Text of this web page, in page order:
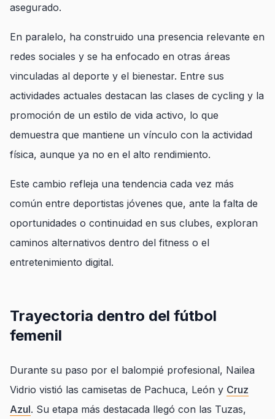
asegurado.
En paralelo, ha construido una presencia relevante en
redes sociales y se ha enfocado en otras áreas
vinculadas al deporte y el bienestar. Entre sus
actividades actuales destacan las clases de cycling y la
promoción de un estilo de vida activo, lo que
demuestra que mantiene un vínculo con la actividad
física, aunque ya no en el alto rendimiento.
Este cambio refleja una tendencia cada vez más
común entre deportistas jóvenes que, ante la falta de
oportunidades o continuidad en sus clubes, exploran
caminos alternativos dentro del fitness o el
entretenimiento digital.
Trayectoria dentro del fútbol
femenil
Durante su paso por el balompié profesional, Nailea
Vidrio vistió las camisetas de Pachuca, León y Cruz
Azul. Su etapa más destacada llegó con las Tuzas,